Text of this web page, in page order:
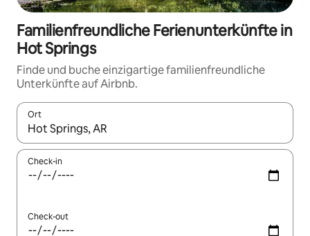
Familienfreundliche Ferienunterkünfte in
Hot Springs
Finde und buche einzigartige familienfreundliche
Unterkünfte auf Airbnb.
Ort
Wenn Ergebnisse verfügbar sind, navigiere mit den
Check-in
Check-out